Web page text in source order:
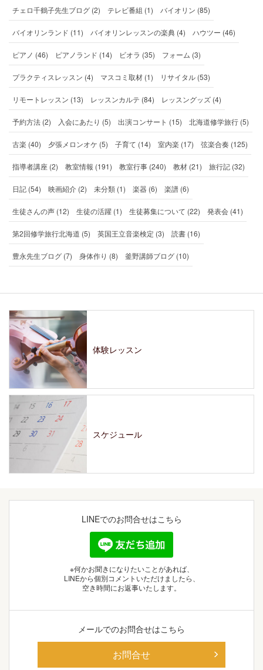
チェロ千鶴子先生ブログ (2) テレビ番組 (1) バイオリン (85)
バイオリンランド (11) バイオリンレッスンの楽典 (4) ハウツー (46)
ピアノ (46) ピアノランド (14) ビオラ (35) フォーム (3)
プラクティスレッスン (4) マスコミ取材 (1) リサイタル (53)
リモートレッスン (13) レッスンカルテ (84) レッスングッズ (4)
予約方法 (2) 入会にあたり (5) 出演コンサート (15) 北海道修学旅行 (5)
古楽 (40) 夕張メロンオケ (5) 子育て (14) 室内楽 (17) 弦楽合奏 (125)
指導者講座 (2) 教室情報 (191) 教室行事 (240) 教材 (21) 旅行記 (32)
日記 (54) 映画紹介 (2) 未分類 (1) 楽器 (6) 楽譜 (6)
生徒さんの声 (12) 生徒の活躍 (1) 生徒募集について (22) 発表会 (41)
第2回修学旅行北海道 (5) 英国王立音楽検定 (3) 読書 (16)
豊永先生ブログ (7) 身体作り (8) 釜野講師ブログ (10)
LINEでのお問合せはこちら
※何かお聞きになりたいことがあれば、
LINEから個別コメントいただけましたら、
空き時間にお返事いたします。
メールでのお問合せはこちら
お問合せ
体験レッスン
スケジュール